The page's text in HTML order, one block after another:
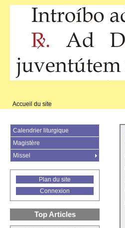
Accueil du site
Calendrier liturgique
Magistère
Missel
Plan du site
Connexion
Top Articles